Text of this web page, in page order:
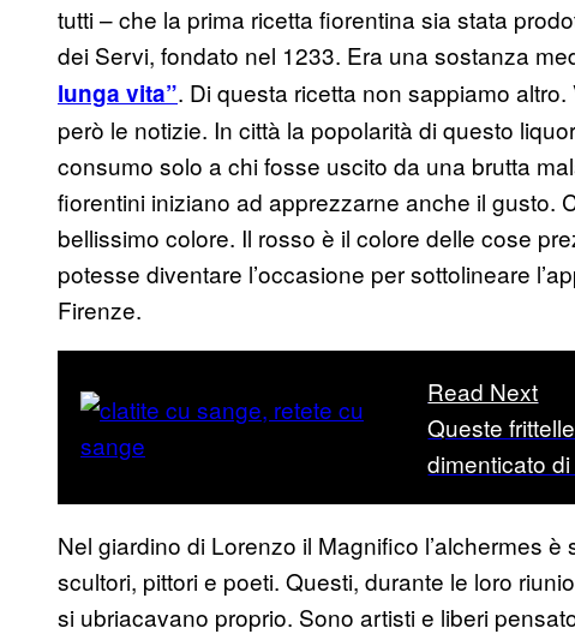
tutti – che la prima ricetta fiorentina sia stata
dei Servi, fondato nel 1233. Era una sostanza
lunga vita”. Di questa ricetta non sappiamo
però le notizie. In città la popolarità di questo
consumo solo a chi fosse uscito da una brutta
fiorentini iniziano ad apprezzarne anche il gusto.
bellissimo colore. Il rosso è il colore delle cose
potesse diventare l’occasione per sottolineare
Firenze.
Read Next
Queste
dimenticato
Nel giardino di Lorenzo il Magnifico l’alchermes
scultori, pittori e poeti. Questi, durante le loro
si ubriacavano proprio. Sono artisti e liberi